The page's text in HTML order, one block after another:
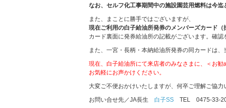
なお、セルフ化工事期間中の施設園芸用燃料は今迄
また、まことに勝手ではございますが、
現在ご利用の白子給油所発券のメンバーズカード
カード裏面に発券給油所の記載がございます。確認
また、一宮・長柄・本納給油所発券の同カードは
現在、白子給油所にて来店者のみなさまに、＜お
お気軽にお声かけください。
大変ご不便おかけいたしますが、何卒ご理解ご協力
お問い合せ先／JA長生 白子SS TEL 0475-33-